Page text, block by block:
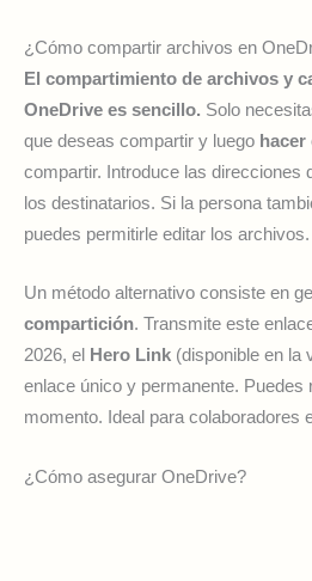
¿Cómo compartir archivos en
El compartimiento de archivos y
OneDrive es sencillo. Solo
que deseas compartir y luego
compartir. Introduce las direcciones
los destinatarios. Si la persona
puedes permitirle editar los archivos.
Un método alternativo consiste en
compartición. Transmite este
2026, el
Hero Link (disponible en la
enlace único y permanente. Puedes
momento. Ideal para colaboradores
¿Cómo asegurar OneDrive?